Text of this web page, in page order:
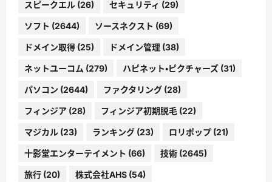
スピークエル (26) セキュリティ (29)
ソフト (2644) ソースネクスト (69)
ドメイン取得 (25) ドメイン管理 (38)
ネットユーコム (279) ハピネット・ピクチャーズ (31)
パソコン (2644) ファクタリング (28)
フィンジア (28) フィンジア初期脱毛 (22)
マジカル (23) ランキング (23) ロリポップ (21)
十影堂エンターテイメント (66) 技術 (2645)
旅行 (20) 株式会社AHS (54)